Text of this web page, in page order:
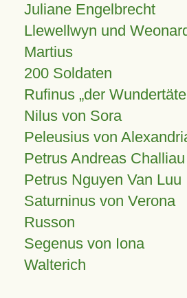
Juliane Engelbrecht
Llewellwyn und
Martius
200 Soldaten
Rufinus „der
Nilus von Sora
Peleusius von
Petrus Andreas Challiau
Petrus Nguyen Van Luu
Saturninus von Verona
Russon
Segenus von Iona
Walterich